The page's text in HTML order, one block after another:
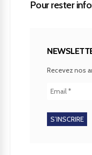
Pour rester
Recevez nos